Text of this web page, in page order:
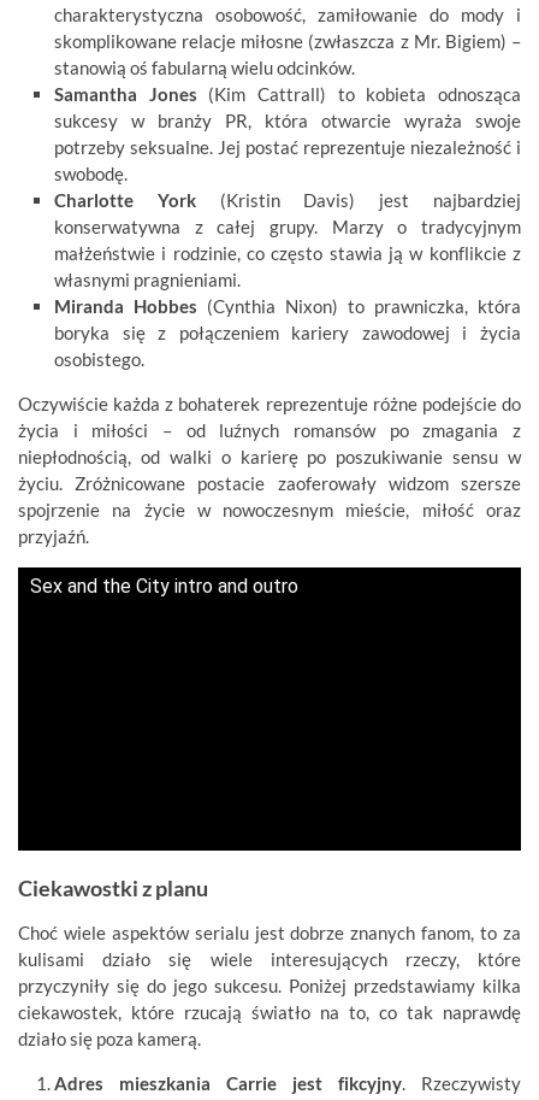
charakterystyczna osobowość, zamiłowanie do mody i
skomplikowane relacje miłosne (zwłaszcza z Mr. Bigiem) –
stanowią oś fabularną wielu odcinków.
Samantha Jones (Kim Cattrall) to kobieta odnosząca
sukcesy w branży PR, która otwarcie wyraża swoje
potrzeby seksualne. Jej postać reprezentuje niezależność i
swobodę.
Charlotte York(Kristin Davis) jest najbardziej
konserwatywna z całej grupy. Marzy o tradycyjnym
małżeństwie i rodzinie, co często stawia ją w konflikcie z
własnymi pragnieniami.
Miranda Hobbes (Cynthia Nixon) to prawniczka, która
boryka się z połączeniem kariery zawodowej i życia
osobistego.
Oczywiście każda z bohaterek reprezentuje różne podejście do
życia i miłości – od luźnych romansów po zmagania z
niepłodnością, od walki o karierę po poszukiwanie sensu w
życiu. Zróżnicowane postacie zaoferowały widzom szersze
spojrzenie na życie w nowoczesnym mieście, miłość oraz
przyjaźń.
Sex and the City intro and outro
Ciekawostki z planu
Choć wiele aspektów serialu jest dobrze znanych fanom, to za
kulisami działo się wiele interesujących rzeczy, które
przyczyniły się do jego sukcesu. Poniżej przedstawiamy kilka
ciekawostek, które rzucają światło na to, co tak naprawdę
działo się poza kamerą.
Adres mieszkania Carrie jest fikcyjny. Rzeczywisty